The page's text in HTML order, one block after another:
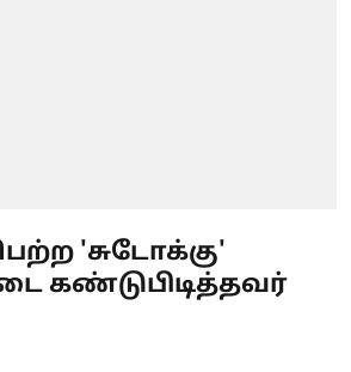
'சுடோக்கு'
கண்டுபிடித்தவர்